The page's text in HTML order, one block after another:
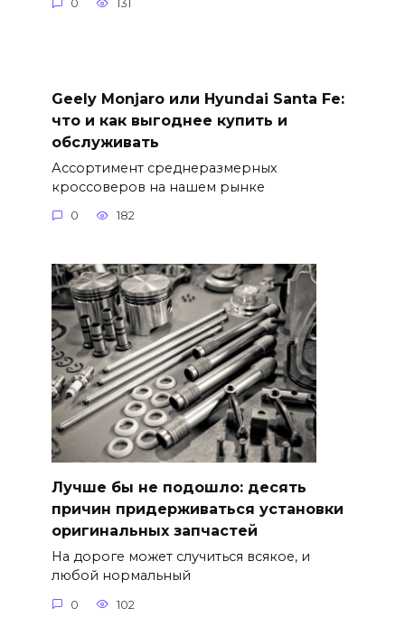
0 131
Geely Monjaro или Hyundai Santa Fe:
что и как выгоднее купить и
обслуживать
Ассортимент среднеразмерных
кроссоверов на нашем рынке
0 182
Лучше бы не подошло: десять
причин придерживаться установки
оригинальных запчастей
На дороге может случиться всякое, и
любой нормальный
0 102